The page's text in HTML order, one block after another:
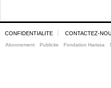
CONFIDENTIALITE CONTACTEZ-
Abonnement Publicite Fondation Harissa